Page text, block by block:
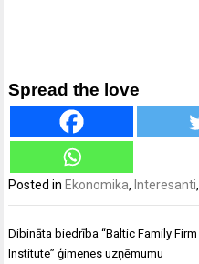
Spread the love
Posted in Ekonomika, Interesanti,
Ziņu
izvēlne
Dibināta biedrība “Baltic Family Firm
Institute” ģimenes uzņēmumu